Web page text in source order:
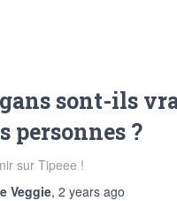
sont-ils
personnes ?
sur Tipeee !
Veggie, 2 years ago